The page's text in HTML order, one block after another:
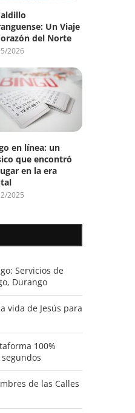
Un Viaje
del Norte
2026
en línea: un
que encontró
en la era
2025
Servicios de
Durango
vida de Jesús para
100%
de las Calles